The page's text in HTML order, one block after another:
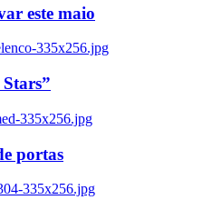
este maio
335x256.jpg
335x256.jpg
portas
335x256.jpg